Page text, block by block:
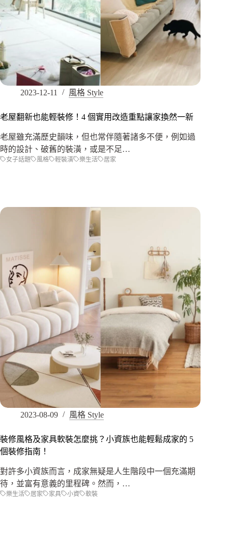
2023-12-11 風格 Style
老屋翻新也能輕裝修！4 個實用改造重點讓家換然一新
老屋雖充滿歷史韻味，但也常伴隨著諸多不便，例如過
時的設計、破舊的裝潢，或是不足…
女子話題 風格 輕裝潢 樂生活 居家
2023-08-09 風格 Style
裝修風格及家具軟裝怎麼挑？小資族也能輕鬆成家的 5
個裝修指南！
對許多小資族而言，成家無疑是人生階段中一個充滿期
待，並富有意義的里程碑。然而，…
樂生活 居家 家具 小資 軟裝